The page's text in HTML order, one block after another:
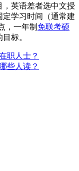
英语差者选中文授
学习时间（通常建
，一年制 免联考硕
标。
职人士？
些人读？